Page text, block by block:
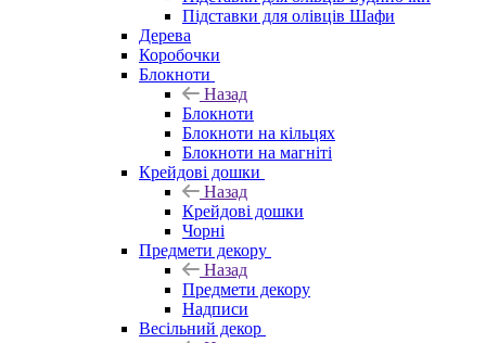
Підставки для олівців Шафи
Дерева
Коробочки
Блокноти
Назад
Блокноти
Блокноти на кільцях
Блокноти на магніті
Крейдові дошки
Назад
Крейдові дошки
Чорні
Предмети декору
Назад
Предмети декору
Надписи
Весільний декор